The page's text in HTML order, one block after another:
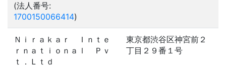
(法人番号:
1700150066414)
Ｎｉｒａｋａｒ Ｉｎｔｅ
ｒｎａｔｉｏｎａｌ Ｐｖ
ｔ．Ｌｔｄ
東京都渋谷区神宮前２
丁目２９番１号